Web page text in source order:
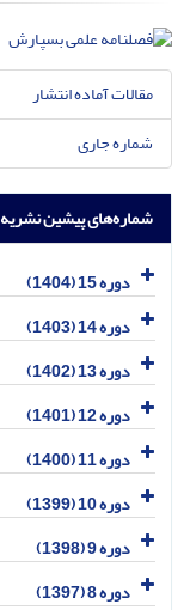
مقالات آماده انتشار
شماره جاری
شماره‌های پیشین نشریه
دوره 15 (1404)
دوره 14 (1403)
دوره 13 (1402)
دوره 12 (1401)
دوره 11 (1400)
دوره 10 (1399)
دوره 9 (1398)
دوره 8 (1397)